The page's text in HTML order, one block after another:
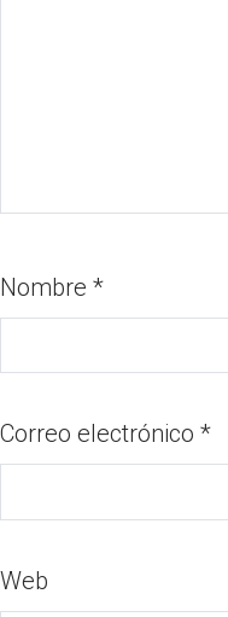
Nombre *
Correo electrónico *
Web